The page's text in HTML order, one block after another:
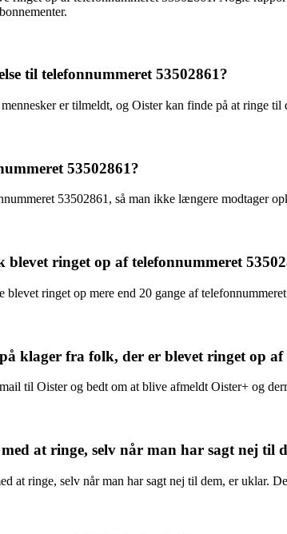
til telefonnummeret 53502861?
er tilmeldt, og Oister kan finde på at ringe
53502861?
53502861, så man ikke længere modtager
blevet ringet op af telefonnummeret
ringet op mere end 20 gange af
klager fra folk, der er blevet ringet op af
til Oister og bedt om at blive afmeldt Oister+ og
at ringe, selv når man har sagt nej til
at ringe, selv når man har sagt nej til dem, er uklar.